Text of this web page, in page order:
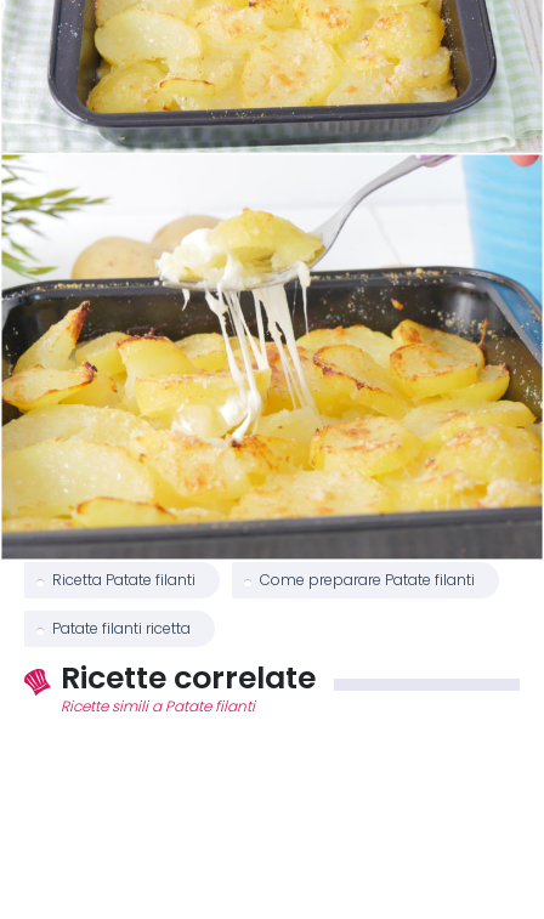
Ricetta Patate filanti Come preparare Patate filanti
Patate filanti ricetta
Ricette correlate
Ricette simili a Patate filanti